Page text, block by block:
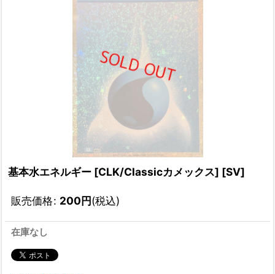
基本水エネルギー [CLK/Classicカメックス] [SV]
販売価格: 200円(税込)
在庫なし